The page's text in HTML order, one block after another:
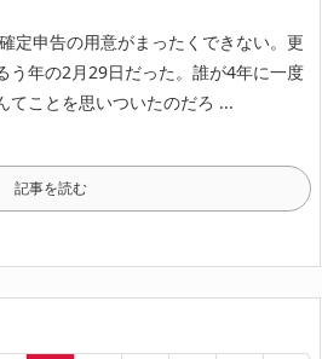
定申告の用意がまったくできない。 更
年の2月29日だった。 誰が4年に一度
てことを思いついたのだろ ...
記事を読む